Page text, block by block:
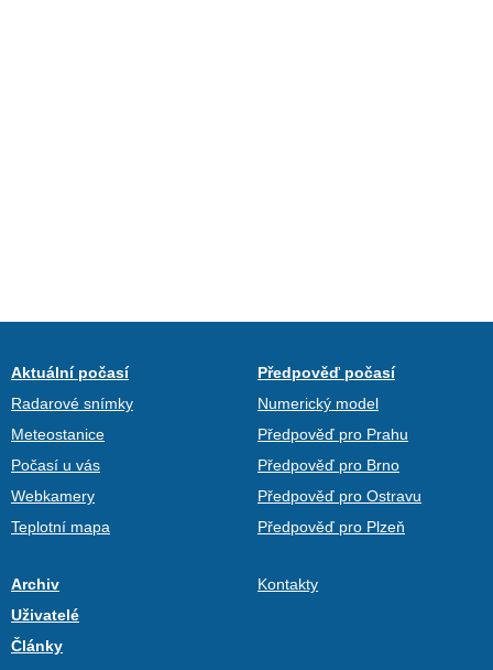
Aktuální počasí
Radarové snímky
Meteostanice
Počasí u vás
Webkamery
Teplotní mapa
Předpověď počasí
Numerický model
Předpověď pro Prahu
Předpověď pro Brno
Předpověď pro Ostravu
Předpověď pro Plzeň
Archiv
Uživatelé
Články
Kontakty